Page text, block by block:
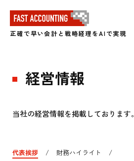
正確で早い会計と戦略経理をAIで実現
経営情報
当社の経営情報を掲載しております。
代表挨拶
財務ハイライト